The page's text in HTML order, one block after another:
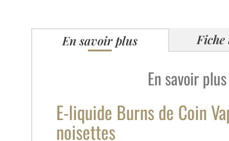
En savoir plus
En savoir
E-liquide Burns de Coin
noisettes